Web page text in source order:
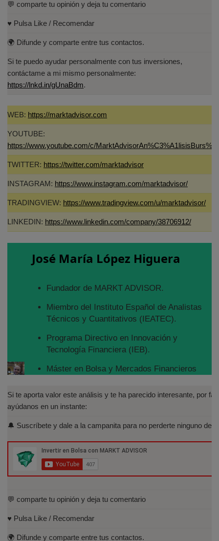
💬 comparte tu opinión y deja tu comentario
♥️ Pulsa Like / Recomendar
🌍 Difunde y comparte entre tus contactos.
Si te puedo ayudar personalmente con tus inversiones,
contáctame a mi mismo personalmente:
https://lnkd.in/gUnaBdm.
WEB: https://marktadvisor.com
YOUTUBE:
https://www.youtube.com/c/
TWITTER: https://twitter.com/marktadvisor
INSTAGRAM: https://www.instagram.com/marktadvisor/
TRADINGVIEW: https://www.tradingview.com/u/marktadvisor/
LINKEDIN: https://www.linkedin.com/company/38706912/
José María López Higuera
Fundador de MARKT ADVISOR.
Miembro del Instituto Español de Analistas
Técnicos y Cuantitativos (IEATEC).
Programa Directivo en Innovación y
Tecnología Financiera (IEB).
Máster en Bolsa y Mercados Financieros
asesoramiento financiero (MIFID II):
https://www.cnmv.es/portal/Titulos-
Cuantitativo (IEB).
Licenciado en Informática por la Universidad
Politécnica de Madrid(UPM)
Si te aporta valor este análisis y te ha parecido interesante, por
ayúdanos en un instante:
🔔 Suscríbete y dale a la campanita para no perderte ninguno de
💬 comparte tu opinión y deja tu comentario
♥️ Pulsa Like / Recomendar
🌍 Difunde y comparte entre tus contactos.